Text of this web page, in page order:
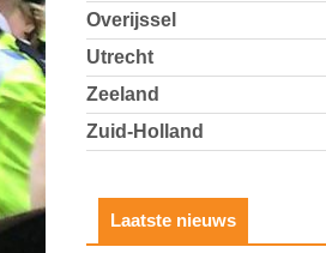
Overijssel
Utrecht
Zeeland
Zuid-Holland
Laatste nieuws